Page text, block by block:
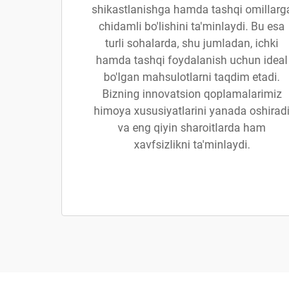
shikastlanishga hamda tashqi
chidamli bo'lishini ta'minlaydi. Bu esa
turli sohalarda, shu jumladan, ichki
hamda tashqi foydalanish uchun ideal
bo'lgan mahsulotlarni taqdim etadi.
Bizning innovatsion qoplamalarimiz
himoya xususiyatlarini yanada oshiradi
va eng qiyin sharoitlarda ham
xavfsizlikni ta'minlaydi.